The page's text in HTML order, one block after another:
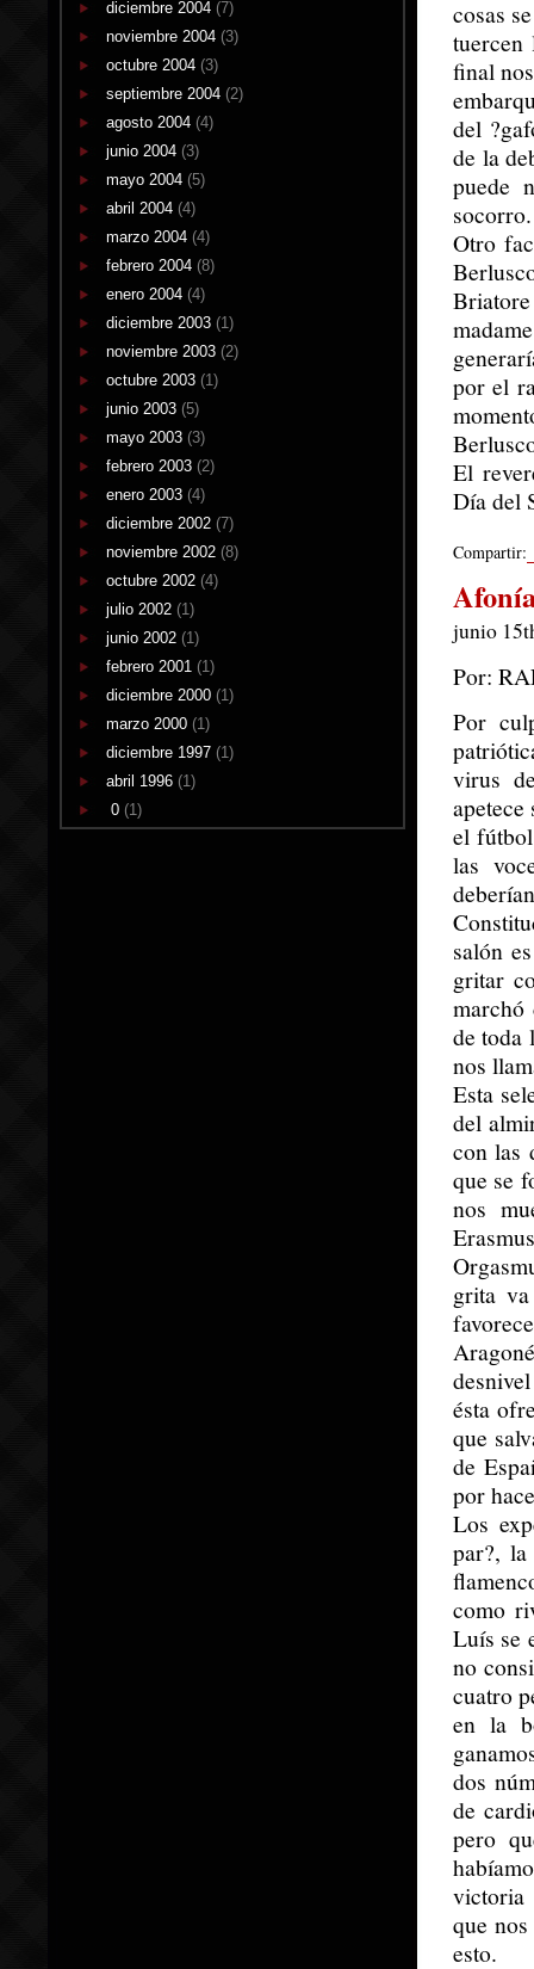
diciembre 2004 (7)
noviembre 2004 (3)
octubre 2004 (3)
septiembre 2004 (2)
agosto 2004 (4)
junio 2004 (3)
mayo 2004 (5)
abril 2004 (4)
marzo 2004 (4)
febrero 2004 (8)
enero 2004 (4)
diciembre 2003 (1)
noviembre 2003 (2)
octubre 2003 (1)
junio 2003 (5)
mayo 2003 (3)
febrero 2003 (2)
enero 2003 (4)
diciembre 2002 (7)
noviembre 2002 (8)
octubre 2002 (4)
julio 2002 (1)
junio 2002 (1)
febrero 2001 (1)
diciembre 2000 (1)
marzo 2000 (1)
diciembre 1997 (1)
abril 1996 (1)
0 (1)
cosas
tuercen
final
del
de la
puede
socorro.
Otro
por el
El
Día del
Compartir:
junio
Por:
Por
virus
el
las
salón
gritar
marchó
de toda
nos
Esta
del
con las
que se
nos
grita
ésta
que
de
por
Los
par?,
como
Luís se
no
cuatro
en la
dos
de
pero
victoria
que
esto.